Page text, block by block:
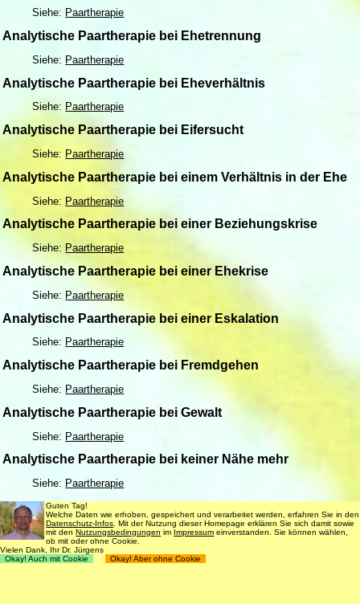
Siehe: Paartherapie
Analytische Paartherapie bei Ehetrennung
Siehe: Paartherapie
Analytische Paartherapie bei Eheverhältnis
Siehe: Paartherapie
Analytische Paartherapie bei Eifersucht
Siehe: Paartherapie
Analytische Paartherapie bei einem Verhältnis in der Ehe
Siehe: Paartherapie
Analytische Paartherapie bei einer Beziehungskrise
Siehe: Paartherapie
Analytische Paartherapie bei einer Ehekrise
Siehe: Paartherapie
Analytische Paartherapie bei einer Eskalation
Siehe: Paartherapie
Analytische Paartherapie bei Fremdgehen
Siehe: Paartherapie
Analytische Paartherapie bei Gewalt
Siehe: Paartherapie
Analytische Paartherapie bei keiner Nähe mehr
Siehe: Paartherapie
Analytische Paartherapie bei keiner Treue
Siehe:Paartherapie
Analytische Paartherapie bei Kommunikationsproblemen
Guten Tag!
Welche Daten wie erhoben, gespeichert und verarbeitet werden, erfahren Sie in den
Datenschutz-Infos . Mit der Nutzung dieser Homepage erklären Sie sich damit sowie
mit denNutzungsbedingungen im Impressum einverstanden. Sie können wählen,
ob mit oder ohne Cookie.
Vielen Dank, Ihr Dr. Jürgens
Okay! Auch mit Cookie
Okay! Aber ohne Cookie